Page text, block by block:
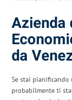
Azienda
da
Se stai pianificando
probabilmente ti